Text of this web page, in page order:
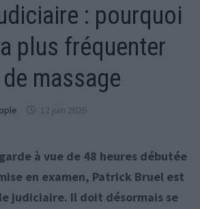
: pourquoi
plus fréquenter
massage
12 juin 2026
à vue de 48 heures débutée
en examen, Patrick Bruel est
judiciaire. Il doit désormais se